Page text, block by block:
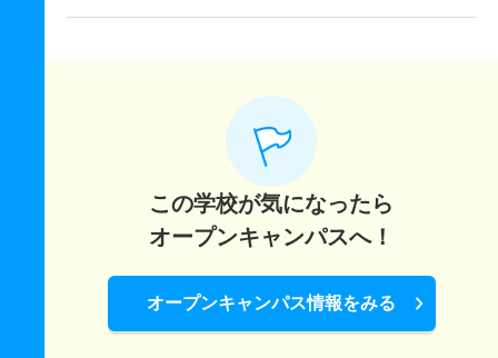
この学校が気になったら
オープンキャンパスへ！
オープンキャンパス情報をみる